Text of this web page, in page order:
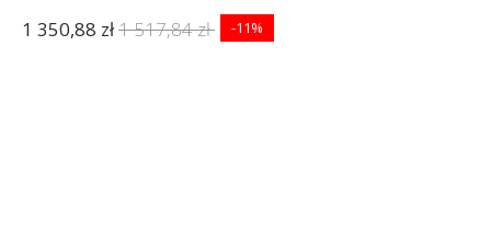
1 350,88 zł1 517,84 zł -11%